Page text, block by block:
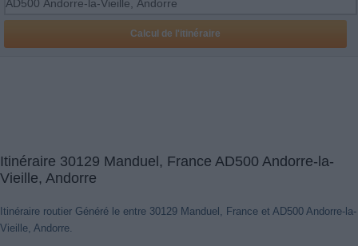
Itinéraire 30129 Manduel, France AD500 Andorre-la-
Vieille, Andorre
Itinéraire routier Généré le entre 30129 Manduel, France et AD500 Andorre-la-
Vieille, Andorre.